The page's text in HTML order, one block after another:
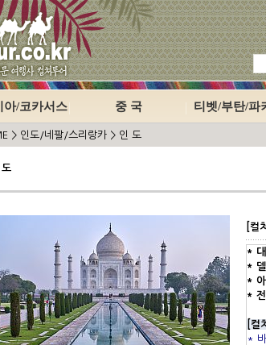
아/코카서스 중 국 티벳/부탄/파
> 인도/네팔/스리랑카 > 인 도
도
[컬
*
* 델
* 아
* 전
컬
*